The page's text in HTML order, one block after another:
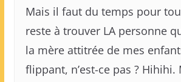
Mais il faut du temps pour
reste à trouver LA personne
la mère attitrée de mes
flippant, n’est-ce pas ?